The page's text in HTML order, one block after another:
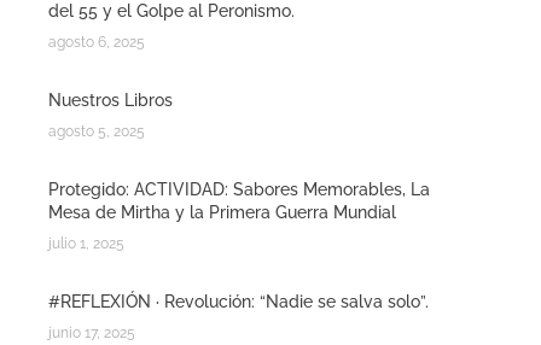
del 55 y el Golpe al Peronismo.
agosto 6, 2025
Nuestros Libros
agosto 5, 2025
Protegido: ACTIVIDAD: Sabores Memorables, La
Mesa de Mirtha y la Primera Guerra Mundial
julio 1, 2025
#REFLEXIÓN · Revolución: “Nadie se salva solo”.
junio 17, 2025